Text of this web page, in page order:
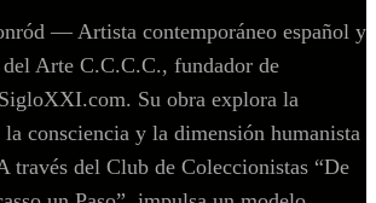
— Artista contemporáneo español y
del Arte C.C.C.C., fundador de
Su obra explora la
consciencia y la dimensión humanista
través del Club de Coleccionistas “De